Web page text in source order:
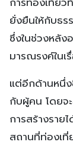
ยั่งยืนให้กับธ
ซึ่งในช่วงหลัง
มารณรงค์ในเ
แต่อีกด้านหนึ่
กับผู้คน โดยจ
การสร้างราย
สถานที่ท่องเ